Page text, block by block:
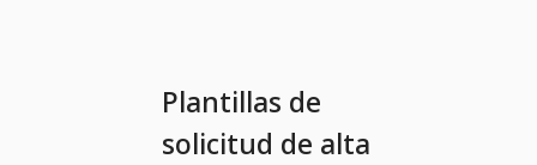
Plantillas de
solicitud de alta